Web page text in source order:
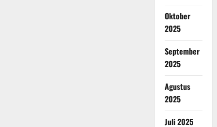
Oktober
2025
September
2025
Agustus
2025
Juli 2025